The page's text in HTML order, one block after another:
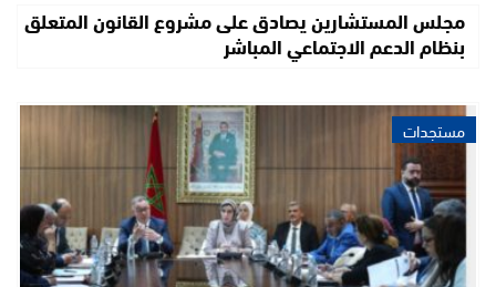
مجلس المستشارين يصادق على مشروع القانون المتعلق
بنظام الدعم الاجتماعي المباشر
مستجدات